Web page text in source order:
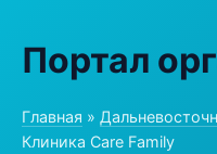
Портал
Главная »
Клиника Care Family